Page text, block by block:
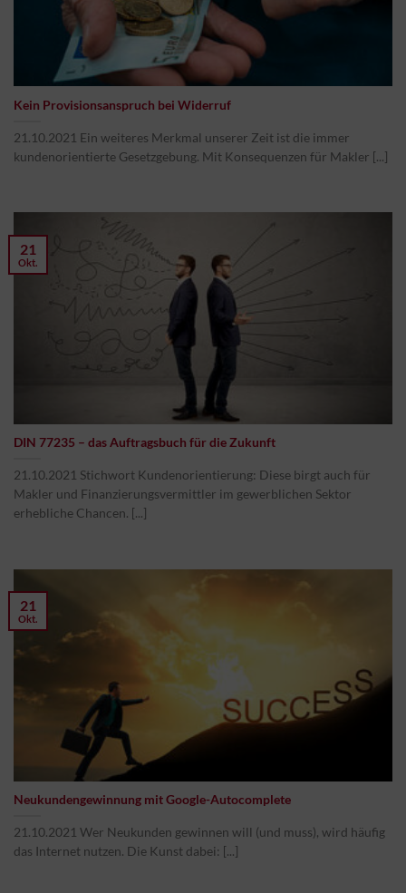
Kein Provisionsanspruch bei Widerruf
21.10.2021 Ein weiteres Merkmal unserer Zeit ist die immer
kundenorientierte Gesetzgebung. Mit Konsequenzen für Makler [...]
DIN 77235 – das Auftragsbuch für die Zukunft
21.10.2021 Stichwort Kundenorientierung: Diese birgt auch für
Makler und Finanzierungsvermittler im gewerblichen Sektor
erhebliche Chancen. [...]
21
Okt.
Neukundengewinnung mit Google-Autocomplete
21.10.2021 Wer Neukunden gewinnen will (und muss), wird häufig
das Internet nutzen. Die Kunst dabei: [...]
21
Okt.